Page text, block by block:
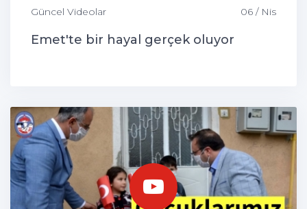
Güncel Videolar 06 / Nis
Emet'te bir hayal gerçek oluyor